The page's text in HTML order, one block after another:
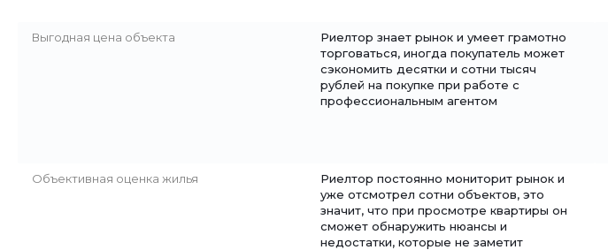
Выгодная цена объекта
Риелтор знает рынок и умеет грамотно
торговаться, иногда покупатель может
сэкономить десятки и сотни тысяч
рублей на покупке при работе с
профессиональным агентом
Объективная оценка жилья
Риелтор постоянно мониторит рынок и
уже отсмотрел сотни объектов, это
значит, что при просмотре квартиры он
сможет обнаружить нюансы и
недостатки, которые не заметит